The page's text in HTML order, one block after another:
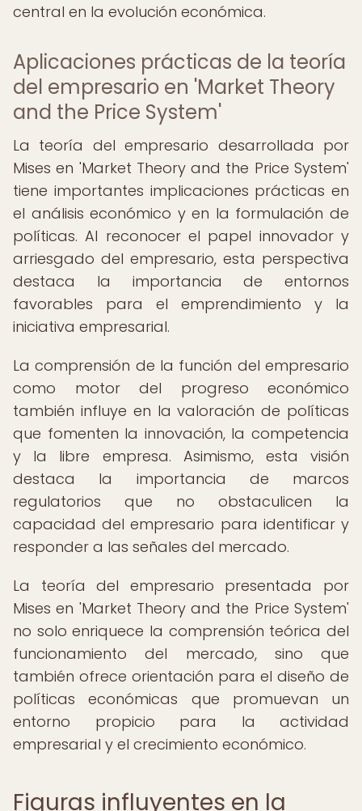
central en la evolución económica.
Aplicaciones prácticas de la teoría
del empresario en 'Market Theory
and the Price System'
La teoría del empresario desarrollada por
Mises en 'Market Theory and the Price System'
tiene importantes implicaciones prácticas en
el análisis económico y en la formulación de
políticas. Al reconocer el papel innovador y
arriesgado del empresario, esta perspectiva
destaca la importancia de entornos
favorables para el emprendimiento y la
iniciativa empresarial.
La comprensión de la función del empresario
como motor del progreso económico
también influye en la valoración de políticas
que fomenten la innovación, la competencia
y la libre empresa. Asimismo, esta visión
destaca la importancia de marcos
regulatorios que no obstaculicen la
capacidad del empresario para identificar y
responder a las señales del mercado.
La teoría del empresario presentada por
Mises en 'Market Theory and the Price System'
no solo enriquece la comprensión teórica del
funcionamiento del mercado, sino que
también ofrece orientación para el diseño de
políticas económicas que promuevan un
entorno propicio para la actividad
empresarial y el crecimiento económico.
Figuras influyentes en la